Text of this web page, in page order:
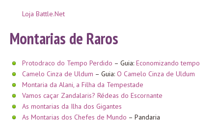
Loja Battle.Net
Montarias de Raros
Protodraco do Tempo Perdido – Guia: Economizando tempo
Camelo Cinza de Uldum – Guia: O Camelo Cinza de Uldum
Montaria da Alani, a Filha da Tempestade
Vamos caçar Zandalaris? Rédeas do Escornante
As montarias da Ilha dos Gigantes
As Montarias dos Chefes de Mundo – Pandaria